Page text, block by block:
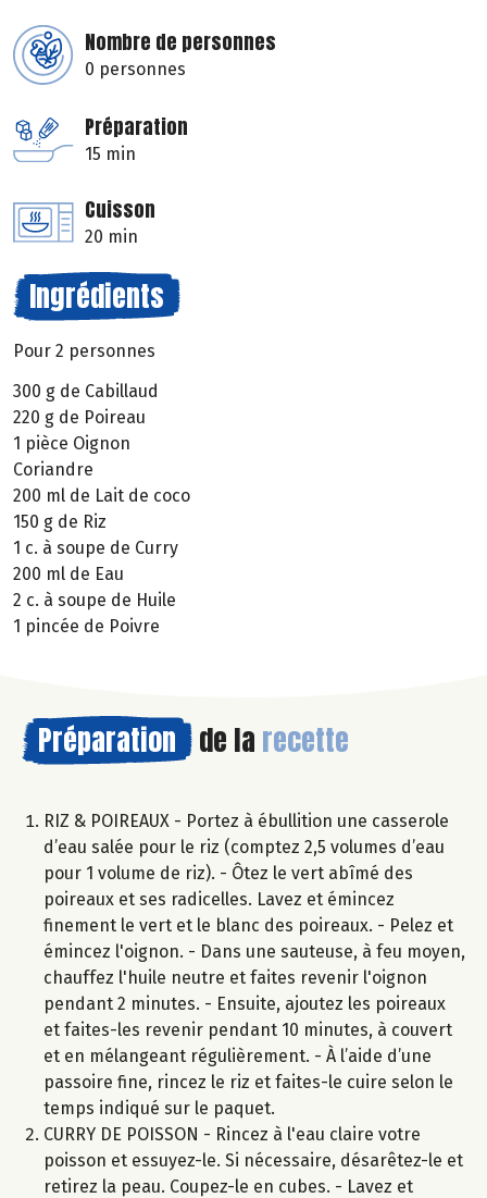
Nombre de personnes
0 personnes
Préparation
15 min
Cuisson
20 min
Ingrédients
Pour 2 personnes
300 g de Cabillaud
220 g de Poireau
1 pièce Oignon
Coriandre
200 ml de Lait de coco
150 g de Riz
1 c. à soupe de Curry
200 ml de Eau
2 c. à soupe de Huile
1 pincée de Poivre
Préparation de la recette
RIZ & POIREAUX - Portez à ébullition une casserole
d’eau salée pour le riz (comptez 2,5 volumes d’eau
pour 1 volume de riz). - Ôtez le vert abîmé des
poireaux et ses radicelles. Lavez et émincez
finement le vert et le blanc des poireaux. - Pelez et
émincez l'oignon. - Dans une sauteuse, à feu moyen,
chauffez l'huile neutre et faites revenir l'oignon
pendant 2 minutes. - Ensuite, ajoutez les poireaux
et faites-les revenir pendant 10 minutes, à couvert
et en mélangeant régulièrement. - À l’aide d’une
passoire fine, rincez le riz et faites-le cuire selon le
temps indiqué sur le paquet.
CURRY DE POISSON - Rincez à l'eau claire votre
poisson et essuyez-le. Si nécessaire, désarêtez-le et
retirez la peau. Coupez-le en cubes. - Lavez et